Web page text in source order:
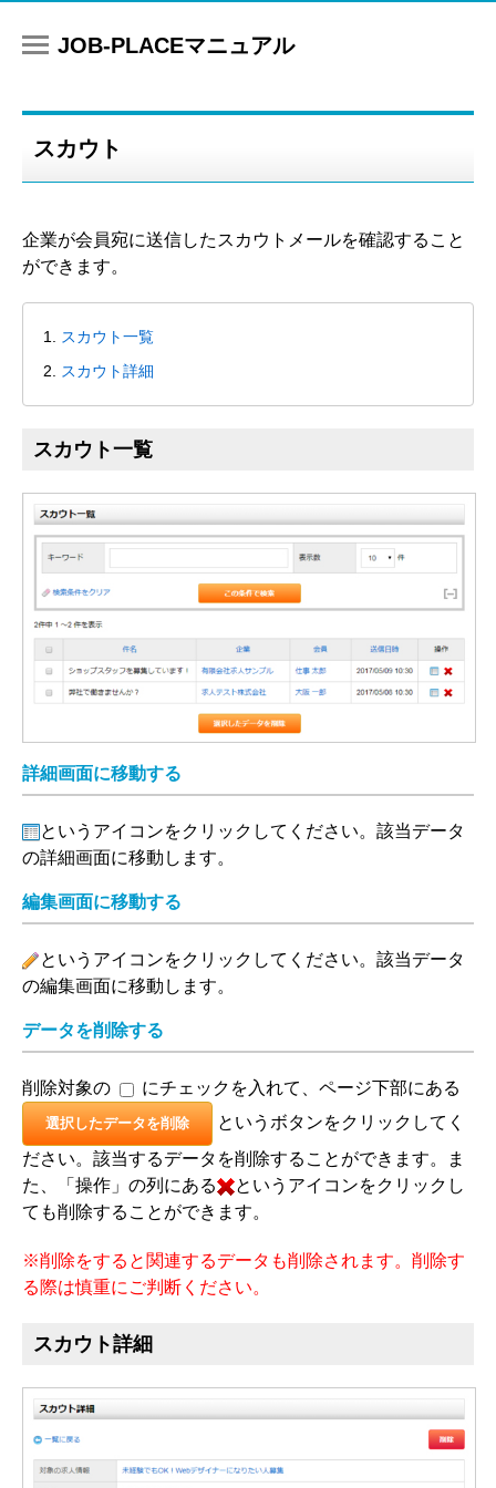
マニュアル
スカウト
企業が会員宛に送信したスカウトメールを確認すること
ができます。
スカウト一覧
スカウト詳細
スカウト一覧
詳細画面に移動する
詳細
というアイコンをクリックしてください。該当データ
の詳細画面に移動します。
編集画面に移動する
編集
というアイコンをクリックしてください。該当データ
の編集画面に移動します。
データを削除する
削除対象の にチェックを入れて、ページ下部にある
選択したデータを削除
というボタンをクリックしてく
ださい。該当するデータを削除することができます。ま
た、「操作」の列にある
削除
というアイコンをクリックし
ても削除することができます。
※削除をすると関連するデータも削除されます。削除す
る際は慎重にご判断ください。
スカウト詳細